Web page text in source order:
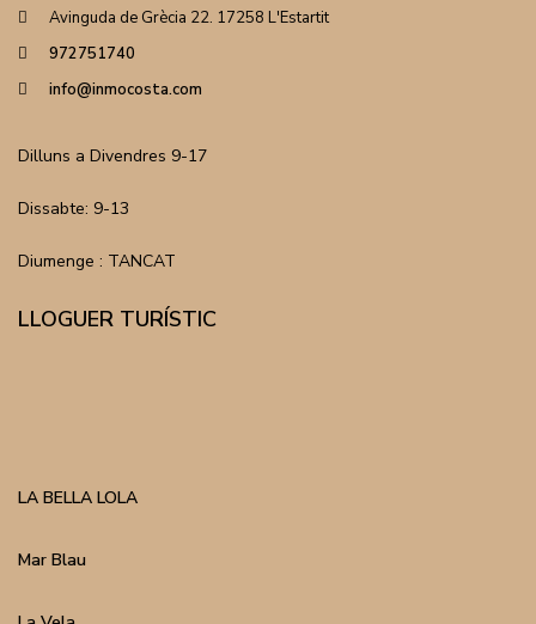
Avinguda de Grècia 22. 17258 L'Estartit
972751740
info@inmocosta.com
Dilluns a Divendres 9-17
Dissabte: 9-13
Diumenge : TANCAT
LLOGUER TURÍSTIC
LA BELLA LOLA
Mar Blau